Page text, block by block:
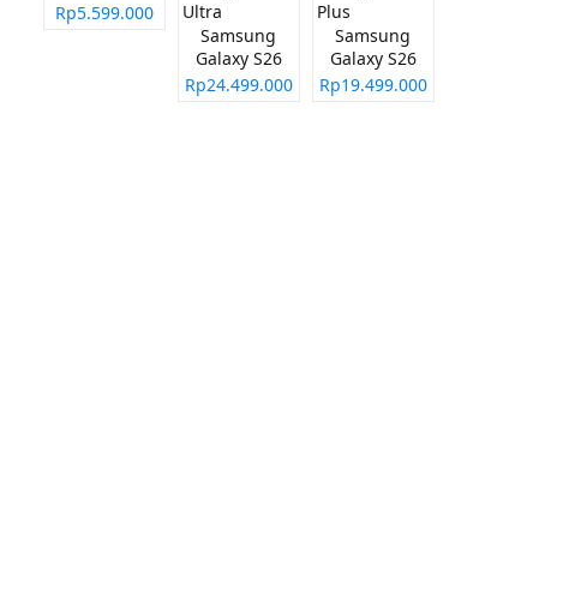
Rp5.599.000
Samsung
Galaxy S26
Ultra
Rp24.499.000
Samsung
Galaxy S26
Plus
Rp19.499.000